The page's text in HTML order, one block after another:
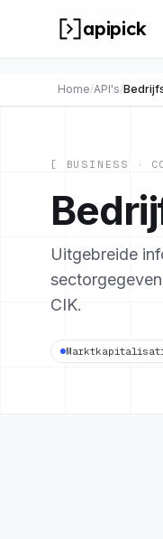
apipick
Home/API's/
[ BUSINESS ·
Uitgebreide
CIK.